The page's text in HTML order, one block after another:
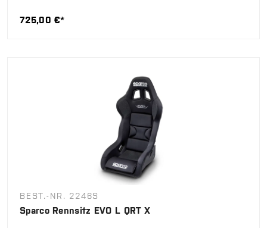
725,00 €*
BEST.-NR. 2246S
Sparco Rennsitz EVO L QRT X